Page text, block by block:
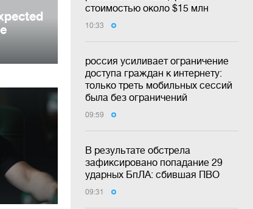
стоимостью около $15 млн
10:33
россия усиливает ограничение
доступа граждан к интернету:
только треть мобильных сессий
была без ограничений
09:59
В результате обстрела
зафиксировано попадание 29
ударных БпЛА: сбившая ПВО
09:31